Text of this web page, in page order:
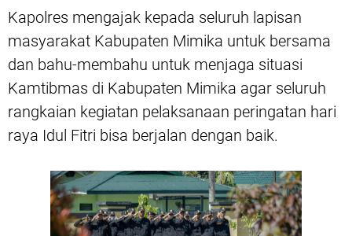
Kapolres mengajak kepada seluruh lapisan
masyarakat Kabupaten Mimika untuk bersama
dan bahu-membahu untuk menjaga situasi
Kamtibmas di Kabupaten Mimika agar seluruh
rangkaian kegiatan pelaksanaan peringatan hari
raya Idul Fitri bisa berjalan dengan baik.